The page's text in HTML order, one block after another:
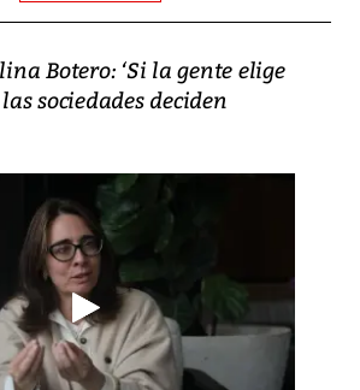
Botero: ‘Si la gente elige
sociedades deciden